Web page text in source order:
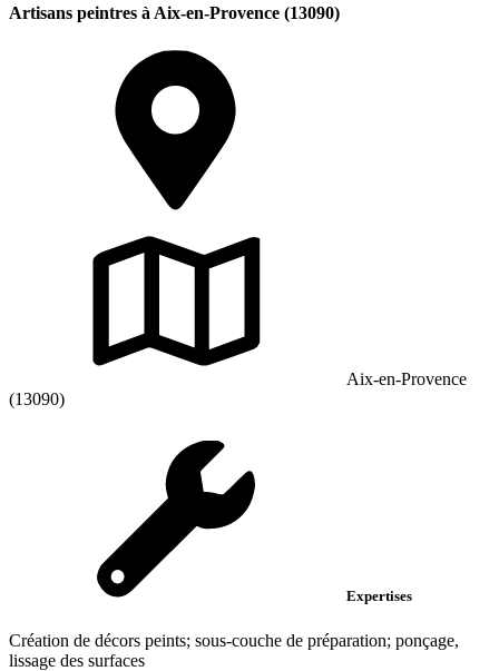
Artisans peintres à Aix-en-Provence (13090)
Aix-en-Provence
(13090)
Expertises
Création de décors peints; sous-couche de préparation; ponçage,
lissage des surfaces